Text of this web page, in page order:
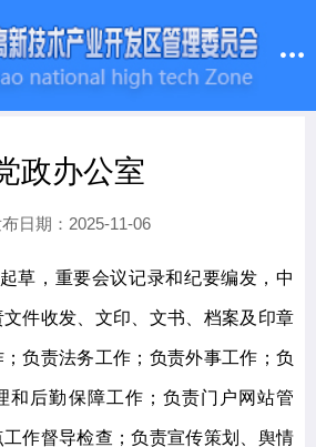
政办公室
日期：2025-11-06
草，重要会议记录和纪要编发，中
件收发、文印、文书、档案及印章
负责法务工作；负责外事工作；负
和后勤保障工作；负责门户网站管
作督导检查；负责宣传策划、舆情